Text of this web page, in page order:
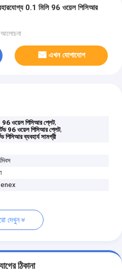
0.1 মিলি 96 ওয়েল পিসিআর
এখন যোগাযোগ
ওয়েল পিসিআর প্লেট,
96 ওয়েল পিসিআর প্লেট,
পিসিআর ব্যবহার্য সামগ্রী
দেখুন
ঠিকানা